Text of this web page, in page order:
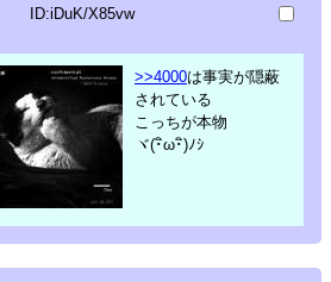
ID:iDuK/X85vw
>>4000は事実が隠蔽
されている
こっちが本物
ヾ(･ิω･ิ)ﾉｼ